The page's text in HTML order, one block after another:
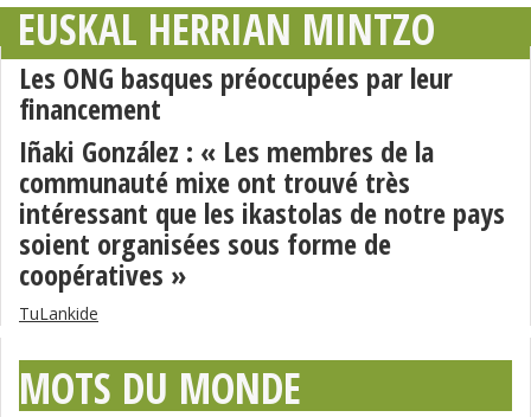
EUSKAL HERRIAN MINTZO
Les ONG basques préoccupées par leur
financement
Iñaki González : « Les membres de la
communauté mixe ont trouvé très
intéressant que les ikastolas de notre pays
soient organisées sous forme de
coopératives »
TuLankide
MOTS DU MONDE